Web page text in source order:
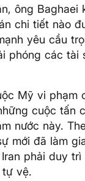
ông Baghaei
chi tiết nào
yêu cầu
phóng các tài
Mỹ vi phạm
cuộc tấn
nước này.
mới đã làm
phải duy
vệ.